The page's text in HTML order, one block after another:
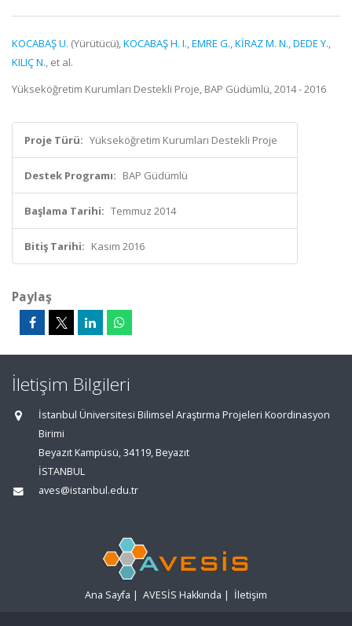
KOCABAŞ U. (Yürütücü),KOCABAŞ H. I.,EMRE G.,KİRAZ M. N.,DEDE Y.,
KILIÇ N., et al.
Yükseköğretim Kurumları Destekli Proje, BAP Güdümlü, 2014 - 2016
Proje Türü: Yükseköğretim Kurumları Destekli Proje
Destek Programı: BAP Güdümlü
Başlama Tarihi: Temmuz 2014
Bitiş Tarihi: Kasım 2016
Paylaş
İletişim Bilgileri
İstanbul Üniversitesi Bilimsel Araştırma Projeleri Koordinasyon
Birimi
Beyazıt Kampüsü, 34119, Beyazıt
İSTANBUL
aves@istanbul.edu.tr
Ana Sayfa | AVESİS Hakkında | İletişim